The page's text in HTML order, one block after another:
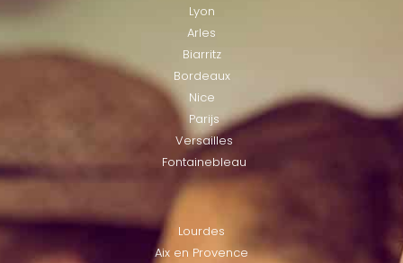
Lyon
Arles
Biarritz
Bordeaux
Nice
Parijs
Versailles
Fontainebleau
LOCATIES
Lourdes
Aix en Provence